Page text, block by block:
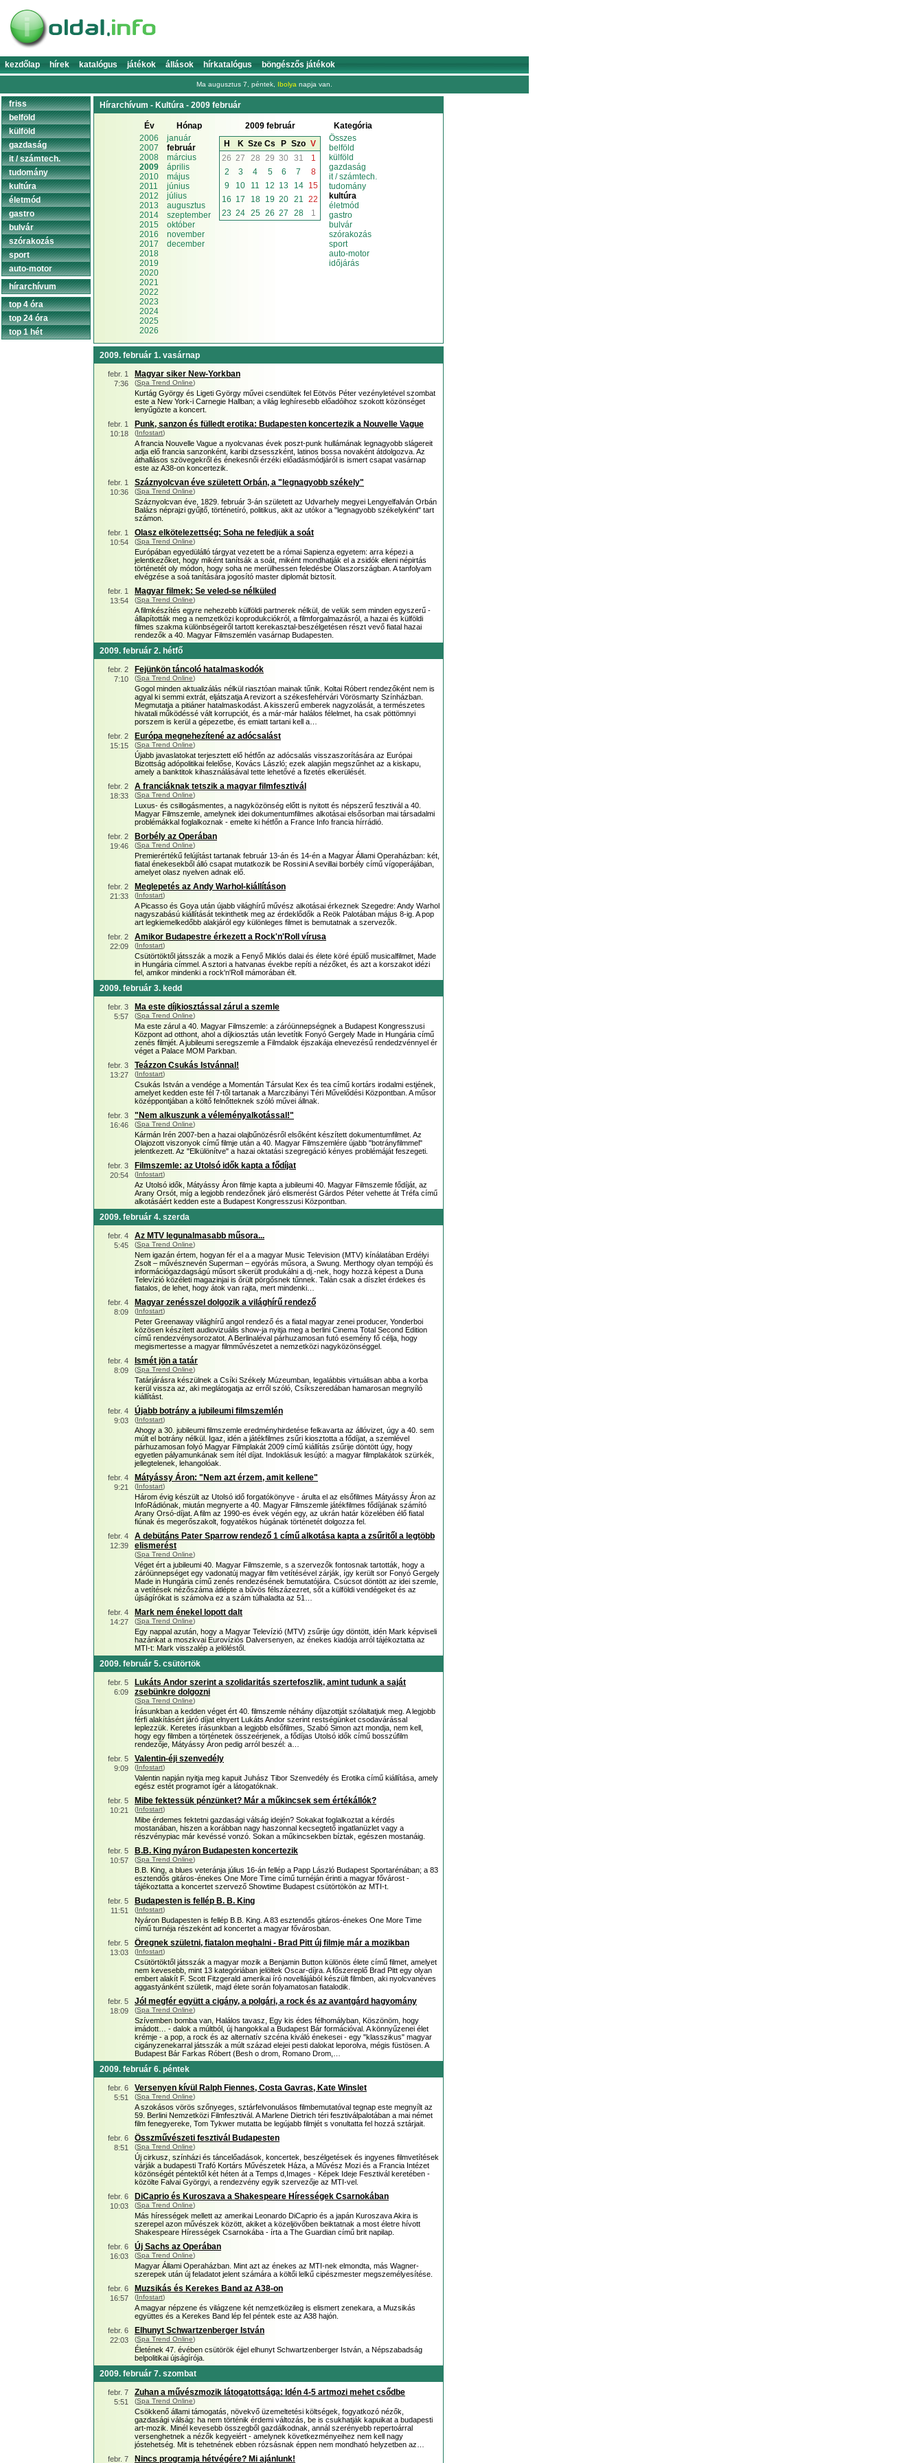
kezdőlap hírek katalógus játékok állások hírkatalógus böngészős játékok
Ma augusztus 7, péntek, Ibolya napja van.
Hírarchívum - Kultúra - 2009 február
Év
2006
2007
2008
2009
2010
2011
2012
2013
2014
2015
2016
2017
2018
2019
2020
2021
2022
2023
2024
2025
2026
Hónap
január
február
március
április
május
június
július
augusztus
szeptember
október
november
december
2009 február
H
K Sze Cs P Szo V
26 27 28 29 30 31
1
2
3 4 5 6 7
8
9
10 11 12 13 14
15
16 17 18 19 20 21
22
23 24 25 26 27 28 1
Kategória
Összes
belföld
külföld
gazdaság
it / számtech.
tudomány
kultúra
életmód
gastro
bulvár
szórakozás
sport
auto-motor
időjárás
2009. február 1. vasárnap
febr. 1
7:36
Magyar siker New-Yorkban
(Spa Trend Online)
Kurtág György és Ligeti György művei csendültek fel Eötvös Péter vezényletével szombat
este a New York-i Carnegie Hallban; a világ leghíresebb előadóihoz szokott közönséget
lenyűgözte a koncert.
febr. 1
10:18
Punk, sanzon és fülledt erotika: Budapesten koncertezik a Nouvelle Vague
(Infostart)
A francia Nouvelle Vague a nyolcvanas évek poszt-punk hullámának legnagyobb slágereit
adja elő francia sanzonként, karibi dzsesszként, latinos bossa novaként átdolgozva. Az
áthallásos szövegekről és énekesnői érzéki előadásmódjáról is ismert csapat vasárnap
este az A38-on koncertezik.
febr. 1
10:36
Száznyolcvan éve született Orbán, a "legnagyobb székely"
(Spa Trend Online)
Száznyolcvan éve, 1829. február 3-án született az Udvarhely megyei Lengyelfalván Orbán
Balázs néprajzi gyűjtő, történetíró, politikus, akit az utókor a "legnagyobb székelyként" tart
számon.
febr. 1
10:54
Olasz elkötelezettség: Soha ne feledjük a soát
(Spa Trend Online)
Európában egyedülálló tárgyat vezetett be a római Sapienza egyetem: arra képezi a
jelentkezőket, hogy miként tanítsák a soát, miként mondhatják el a zsidók elleni népirtás
történetét oly módon, hogy soha ne merülhessen feledésbe Olaszországban. A tanfolyam
elvégzése a soá tanítására jogosító master diplomát biztosít.
febr. 1
13:54
Magyar filmek: Se veled-se nélküled
(Spa Trend Online)
A filmkészítés egyre nehezebb külföldi partnerek nélkül, de velük sem minden egyszerű -
állapították meg a nemzetközi koprodukciókról, a filmforgalmazásról, a hazai és külföldi
filmes szakma különbségeiről tartott kerekasztal-beszélgetésen részt vevő fiatal hazai
rendezők a 40. Magyar Filmszemlén vasárnap Budapesten.
2009. február 2. hétfő
febr. 2
7:10
Fejünkön táncoló hatalmaskodók
(Spa Trend Online)
Gogol minden aktualizálás nélkül riasztóan mainak tűnik. Koltai Róbert rendezőként nem is
agyal ki semmi extrát, eljátszatja A revizort a székesfehérvári Vörösmarty Színházban.
Megmutatja a pitiáner hatalmaskodást. A kisszerű emberek nagyzolását, a természetes
hivatali működéssé vált korrupciót, és a már-már halálos félelmet, ha csak pöttömnyi
porszem is kerül a gépezetbe, és emiatt tartani kell a…
febr. 2
15:15
Európa megnehezítené az adócsalást
(Spa Trend Online)
Újabb javaslatokat terjesztett elő hétfőn az adócsalás visszaszorítására az Európai
Bizottság adópolitikai felelőse, Kovács László; ezek alapján megszűnhet az a kiskapu,
amely a banktitok kihasználásával tette lehetővé a fizetés elkerülését.
febr. 2
18:33
A franciáknak tetszik a magyar filmfesztivál
(Spa Trend Online)
Luxus- és csillogásmentes, a nagyközönség előtt is nyitott és népszerű fesztivál a 40.
Magyar Filmszemle, amelynek idei dokumentumfilmes alkotásai elsősorban mai társadalmi
problémákkal foglalkoznak - emelte ki hétfőn a France Info francia hírrádió.
febr. 2
19:46
Borbély az Operában
(Spa Trend Online)
Premierértékű felújítást tartanak február 13-án és 14-én a Magyar Állami Operaházban: két,
fiatal énekesekből álló csapat mutatkozik be Rossini A sevillai borbély című vígoperájában,
amelyet olasz nyelven adnak elő.
febr. 2
21:33
Meglepetés az Andy Warhol-kiállításon
(Infostart)
A Picasso és Goya után újabb világhírű művész alkotásai érkeznek Szegedre: Andy Warhol
nagyszabású kiállítását tekinthetik meg az érdeklődők a Reök Palotában május 8-ig. A pop
art legkiemelkedőbb alakjáról egy különleges filmet is bemutatnak a szervezők.
febr. 2
22:09
Amikor Budapestre érkezett a Rock'n'Roll vírusa
(Infostart)
Csütörtöktől játsszák a mozik a Fenyő Miklós dalai és élete köré épülő musicalfilmet, Made
in Hungária címmel. A sztori a hatvanas évekbe repíti a nézőket, és azt a korszakot idézi
fel, amikor mindenki a rock'n'Roll mámorában élt.
2009. február 3. kedd
febr. 3
5:57
Ma este díjkiosztással zárul a szemle
(Spa Trend Online)
Ma este zárul a 40. Magyar Filmszemle: a záróünnepségnek a Budapest Kongresszusi
Központ ad otthont, ahol a díjkiosztás után levetítik Fonyó Gergely Made in Hungária című
zenés filmjét. A jubileumi seregszemle a Filmdalok éjszakája elnevezésű rendedzvénnyel ér
véget a Palace MOM Parkban.
febr. 3
13:27
Teázzon Csukás Istvánnal!
(Infostart)
Csukás István a vendége a Momentán Társulat Kex és tea című kortárs irodalmi estjének,
amelyet kedden este fél 7-től tartanak a Marczibányi Téri Művelődési Központban. A műsor
középpontjában a költő felnőtteknek szóló művei állnak.
febr. 3
16:46
"Nem alkuszunk a véleményalkotással!"
(Spa Trend Online)
Kármán Irén 2007-ben a hazai olajbűnözésről elsőként készített dokumentumfilmet. Az
Olajozott viszonyok című filmje után a 40. Magyar Filmszemlére újabb "botrányfilmmel"
jelentkezett. Az "Elkülönítve" a hazai oktatási szegregáció kényes problémáját feszegeti.
febr. 3
20:54
Filmszemle: az Utolsó idők kapta a fődíjat
(Infostart)
Az Utolsó idők, Mátyássy Áron filmje kapta a jubileumi 40. Magyar Filmszemle fődíját, az
Arany Orsót, míg a legjobb rendezőnek járó elismerést Gárdos Péter vehette át Tréfa című
alkotásáért kedden este a Budapest Kongresszusi Központban.
2009. február 4. szerda
febr. 4
5:45
Az MTV legunalmasabb műsora...
(Spa Trend Online)
Nem igazán értem, hogyan fér el a a magyar Music Television (MTV) kínálatában Erdélyi
Zsolt – művésznevén Superman – egyórás műsora, a Swung. Merthogy olyan tempójú és
információgazdagságú műsort sikerült produkálni a dj.-nek, hogy hozzá képest a Duna
Televízió közéleti magazinjai is őrült pörgősnek tűnnek. Talán csak a díszlet érdekes és
fiatalos, de lehet, hogy átok van rajta, mert mindenki…
febr. 4
8:09
Magyar zenésszel dolgozik a világhírű rendező
(Infostart)
Peter Greenaway világhírű angol rendező és a fiatal magyar zenei producer, Yonderboi
közösen készített audiovizuális show-ja nyitja meg a berlini Cinema Total Second Edition
című rendezvénysorozatot. A Berlinaléval párhuzamosan futó esemény fő célja, hogy
megismertesse a magyar filmművészetet a nemzetközi nagyközönséggel.
febr. 4
8:09
Ismét jön a tatár
(Spa Trend Online)
Tatárjárásra készülnek a Csíki Székely Múzeumban, legalábbis virtuálisan abba a korba
kerül vissza az, aki meglátogatja az erről szóló, Csíkszeredában hamarosan megnyíló
kiállítást.
febr. 4
9:03
Újabb botrány a jubileumi filmszemlén
(Infostart)
Ahogy a 30. jubileumi filmszemle eredményhirdetése felkavarta az állóvizet, úgy a 40. sem
múlt el botrány nélkül. Igaz, idén a játékfilmes zsűri kiosztotta a fődíjat, a szemlével
párhuzamosan folyó Magyar Filmplakát 2009 című kiállítás zsűrije döntött úgy, hogy
egyetlen pályamunkának sem ítél díjat. Indoklásuk lesújtó: a magyar filmplakátok szürkék,
jellegtelenek, lehangolóak.
febr. 4
9:21
Mátyássy Áron: "Nem azt érzem, amit kellene"
(Infostart)
Három évig készült az Utolsó idő forgatókönyve - árulta el az elsőfilmes Mátyássy Áron az
InfoRádiónak, miután megnyerte a 40. Magyar Filmszemle játékfilmes fődíjának számító
Arany Orsó-díjat. A film az 1990-es évek végén egy, az ukrán határ közelében élő fiatal
fiúnak és megerőszakolt, fogyatékos húgának történetét dolgozza fel.
febr. 4
12:39
A debütáns Pater Sparrow rendező 1 című alkotása kapta a zsűritől a legtöbb
elismerést
(Spa Trend Online)
Véget ért a jubileumi 40. Magyar Filmszemle, s a szervezők fontosnak tartották, hogy a
záróünnepséget egy vadonatúj magyar film vetítésével zárják, így került sor Fonyó Gergely
Made in Hungária című zenés rendezésének bemutatójára. Csúcsot döntött az idei szemle,
a vetítések nézőszáma átlépte a bűvös félszázezret, sőt a külföldi vendégeket és az
újságírókat is számolva ez a szám túlhaladta az 51…
febr. 4
14:27
Mark nem énekel lopott dalt
(Spa Trend Online)
Egy nappal azután, hogy a Magyar Televízió (MTV) zsűrije úgy döntött, idén Mark képviseli
hazánkat a moszkvai Eurovíziós Dalversenyen, az énekes kiadója arról tájékoztatta az
MTI-t: Mark visszalép a jelöléstől.
2009. február 5. csütörtök
febr. 5
6:09
Lukáts Andor szerint a szolidaritás szertefoszlik, amint tudunk a saját
zsebünkre dolgozni
(Spa Trend Online)
Írásunkban a kedden véget ért 40. filmszemle néhány díjazottját szólaltatjuk meg. A legjobb
férfi alakításért járó díjat elnyert Lukáts Andor szerint restségünket csodavárással
leplezzük. Keretes írásunkban a legjobb elsőfilmes, Szabó Simon azt mondja, nem kell,
hogy egy filmben a történetek összeérjenek, a fődíjas Utolsó idők című bosszúfilm
rendezője, Mátyássy Áron pedig arról beszél: a…
febr. 5
9:09
Valentin-éji szenvedély
(Infostart)
Valentin napján nyitja meg kapuit Juhász Tibor Szenvedély és Erotika című kiállítása, amely
egész estét programot ígér a látogatóknak.
febr. 5
10:21
Mibe fektessük pénzünket? Már a műkincsek sem értékállók?
(Infostart)
Mibe érdemes fektetni gazdasági válság idején? Sokakat foglalkoztat a kérdés
mostanában, hiszen a korábban nagy haszonnal kecsegtető ingatlanüzlet vagy a
részvénypiac már kevéssé vonzó. Sokan a műkincsekben bíztak, egészen mostanáig.
febr. 5
10:57
B.B. King nyáron Budapesten koncertezik
(Spa Trend Online)
B.B. King, a blues veteránja július 16-án fellép a Papp László Budapest Sportarénában; a 83
esztendős gitáros-énekes One More Time című turnéján érinti a magyar fővárost -
tájékoztatta a koncertet szervező Showtime Budapest csütörtökön az MTI-t.
febr. 5
11:51
Budapesten is fellép B. B. King
(Infostart)
Nyáron Budapesten is fellép B.B. King. A 83 esztendős gitáros-énekes One More Time
című turnéja részeként ad koncertet a magyar fővárosban.
febr. 5
13:03
Öregnek születni, fiatalon meghalni - Brad Pitt új filmje már a mozikban
(Infostart)
Csütörtöktől játsszák a magyar mozik a Benjamin Button különös élete című filmet, amelyet
nem kevesebb, mint 13 kategóriában jelöltek Oscar-díjra. A főszereplő Brad Pitt egy olyan
embert alakít F. Scott Fitzgerald amerikai író novellájából készült filmben, aki nyolcvanéves
aggastyánként születik, majd élete során folyamatosan fiatalodik.
febr. 5
18:09
Jól megfér együtt a cigány, a polgári, a rock és az avantgárd hagyomány
(Spa Trend Online)
Szívemben bomba van, Halálos tavasz, Egy kis édes félhomályban, Köszönöm, hogy
imádott… - dalok a múltból, új hangokkal a Budapest Bár formációval. A könnyűzenei élet
krémje - a pop, a rock és az alternatív szcéna kiváló énekesei - egy "klasszikus" magyar
cigányzenekarral játsszák a múlt század elejei pesti dalokat leporolva, mégis füstösen. A
Budapest Bár Farkas Róbert (Besh o drom, Romano Drom,…
2009. február 6. péntek
febr. 6
5:51
Versenyen kívül Ralph Fiennes, Costa Gavras, Kate Winslet
(Spa Trend Online)
A szokásos vörös szőnyeges, sztárfelvonulásos filmbemutatóval tegnap este megnyílt az
59. Berlini Nemzetközi Filmfesztivál. A Marlene Dietrich téri fesztiválpalotában a mai német
film fenegyereke, Tom Tykwer mutatta be legújabb filmjét s vonultatta fel hozzá sztárjait.
febr. 6
8:51
Összművészeti fesztivál Budapesten
(Spa Trend Online)
Új cirkusz, színházi és táncelőadások, koncertek, beszélgetések és ingyenes filmvetítések
várják a budapesti Trafó Kortárs Művészetek Háza, a Művész Mozi és a Francia Intézet
közönségét péntektől két héten át a Temps d,Images - Képek Ideje Fesztivál keretében -
közölte Falvai Györgyi, a rendezvény egyik szervezője az MTI-vel.
febr. 6
10:03
DiCaprio és Kuroszava a Shakespeare Hírességek Csarnokában
(Spa Trend Online)
Más hírességek mellett az amerikai Leonardo DiCaprio és a japán Kuroszava Akira is
szerepel azon művészek között, akiket a közeljövőben beiktatnak a most életre hívott
Shakespeare Hírességek Csarnokába - írta a The Guardian című brit napilap.
febr. 6
16:03
Új Sachs az Operában
(Spa Trend Online)
Magyar Állami Operaházban. Mint azt az énekes az MTI-nek elmondta, más Wagner-
szerepek után új feladatot jelent számára a költői lelkű cipészmester megszemélyesítése.
febr. 6
16:57
Muzsikás és Kerekes Band az A38-on
(Infostart)
A magyar népzene és világzene két nemzetközileg is elismert zenekara, a Muzsikás
együttes és a Kerekes Band lép fel péntek este az A38 hajón.
febr. 6
22:03
Elhunyt Schwartzenberger István
(Spa Trend Online)
Életének 47. évében csütörök éjjel elhunyt Schwartzenberger István, a Népszabadság
belpolitikai újságírója.
2009. február 7. szombat
febr. 7
5:51
Zuhan a művészmozik látogatottsága: Idén 4-5 artmozi mehet csődbe
(Spa Trend Online)
Csökkenő állami támogatás, növekvő üzemeltetési költségek, fogyatkozó nézők,
gazdasági válság: ha nem történik érdemi változás, be is csukhatják kapuikat a budapesti
art-mozik. Minél kevesebb összegből gazdálkodnak, annál szerényebb repertoárral
versenghetnek a nézők kegyeiért - amelynek következményeihez nem kell nagy
jóstehetség. Mit is tehetnének ebben rózsásnak éppen nem mondható helyzetben az…
febr. 7
Nincs programja hétvégére? Mi ajánlunk!
friss
belföld
külföld
gazdaság
it / számtech.
tudomány
kultúra
életmód
gastro
bulvár
szórakozás
sport
auto-motor
hírarchívum
top 4 óra
top 24 óra
top 1 hét